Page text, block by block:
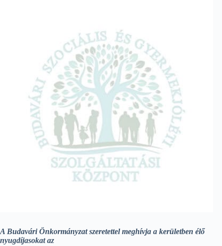
A Budavári Önkormányzat szeretettel meghívja a kerületben élő
nyugdíjasokat az